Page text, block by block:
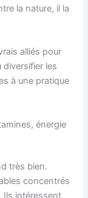
la nature, il la
alliés pour
diversifier les
à une pratique
énergie
très bien.
concentrés